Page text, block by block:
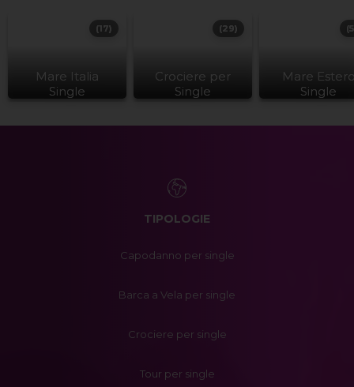
Mare Italia
Single
(17)
Crociere per
Single
(29)
Mare
Single
TIPOLOGIE
Capodanno per single
Barca a Vela per single
Crociere per single
Tour per single